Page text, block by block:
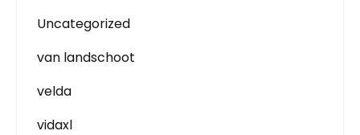
Uncategorized
van landschoot
velda
vidaxl